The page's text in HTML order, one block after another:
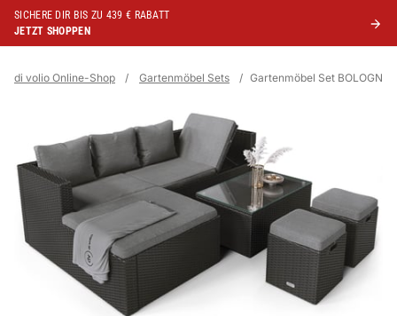
SICHERE DIR BIS ZU 439 € RABATT
JETZT SHOPPEN
di volio Online-Shop / Gartenmöbel Sets / Gartenmöbel Set BOLOGNA